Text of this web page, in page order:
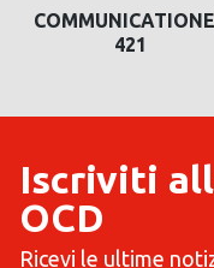
420
Iscriviti
OCD
Ricevi le ultime